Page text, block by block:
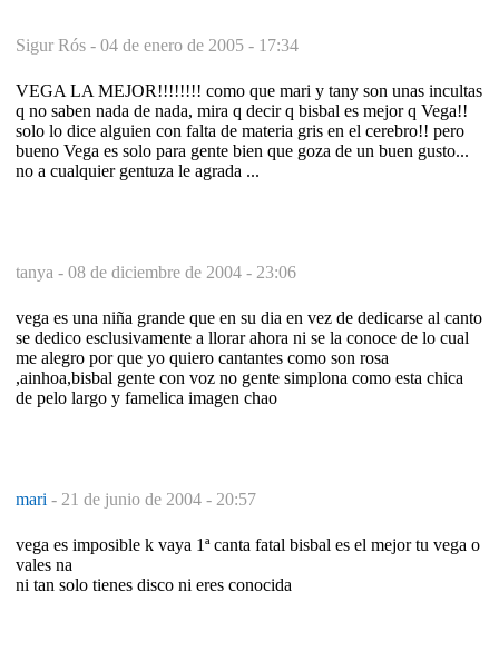
Sigur Rós - 04 de enero de 2005 - 17:34
VEGA LA MEJOR!!!!!!!! como que mari y tany son unas incultas
q no saben nada de nada, mira q decir q bisbal es mejor q Vega!!
solo lo dice alguien con falta de materia gris en el cerebro!! pero
bueno Vega es solo para gente bien que goza de un buen gusto...
no a cualquier gentuza le agrada ...
tanya - 08 de diciembre de 2004 - 23:06
vega es una niña grande que en su dia en vez de dedicarse al canto
se dedico esclusivamente a llorar ahora ni se la conoce de lo cual
me alegro por que yo quiero cantantes como son rosa
,ainhoa,bisbal gente con voz no gente simplona como esta chica
de pelo largo y famelica imagen chao
mari - 21 de junio de 2004 - 20:57
vega es imposible k vaya 1ª canta fatal bisbal es el mejor tu vega o
vales na
ni tan solo tienes disco ni eres conocida